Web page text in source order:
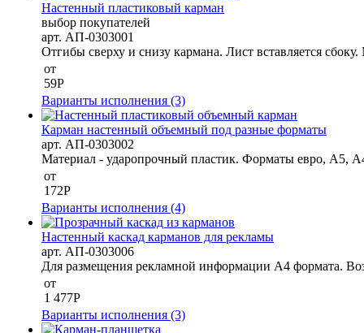
Настенный пластиковый карман
выбор покупателей
арт. АП-0303001
Отгибы сверху и снизу кармана. Лист вставляется
от
59Р
Варианты исполнения (3)
Карман настенный объемный под разные форматы
арт. АП-0303002
Материал - ударопрочный пластик. Форматы евро, А5,
от
172Р
Варианты исполнения (4)
Настенный каскад карманов для рекламы
арт. АП-0303006
Для размещения рекламной информации А4 формата.
от
1 477Р
Варианты исполнения (3)